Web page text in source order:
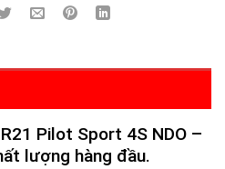
Pilot Sport 4S NDO –
lượng hàng đầu.